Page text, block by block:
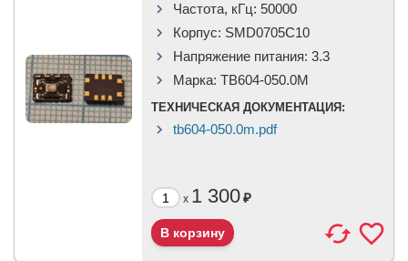
Частота, кГц: 50000
Корпус: SMD0705C10
Напряжение питания: 3.3
Марка: TB604-050.0M
ТЕХНИЧЕСКАЯ ДОКУМЕНТАЦИЯ:
tb604-050.0m.pdf
x 1 300₽